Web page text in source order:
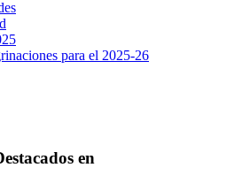
para el 2025-26
en